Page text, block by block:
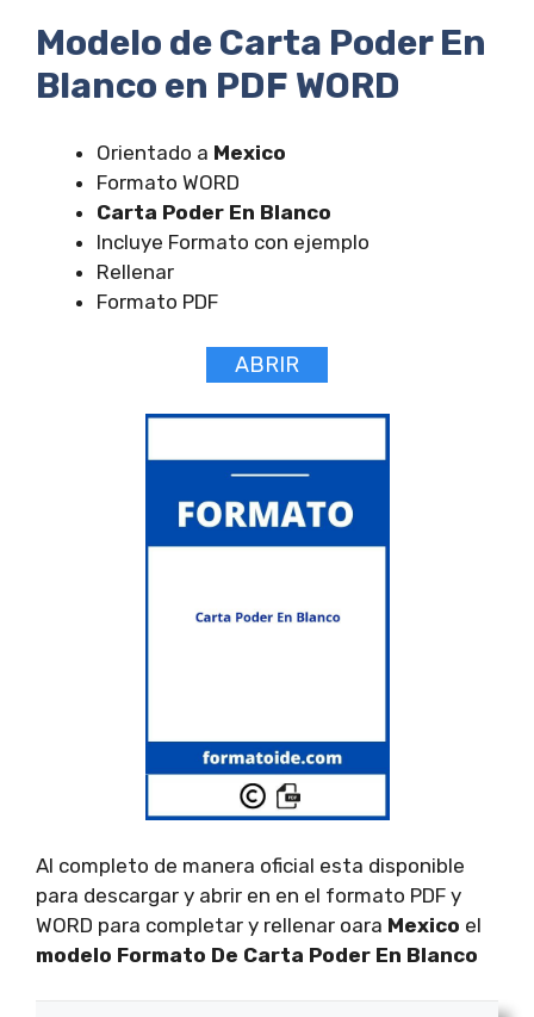
Modelo de Carta Poder En
Blanco en PDF WORD
Orientado a Mexico
Formato WORD
Carta Poder En Blanco
Incluye Formato con ejemplo
Rellenar
Formato PDF
ABRIR
Al completo de manera oficial esta disponible
para descargar y abrir en en el formato PDF y
WORD para completar y rellenar oara Mexico el
modelo Formato De Carta Poder En Blanco